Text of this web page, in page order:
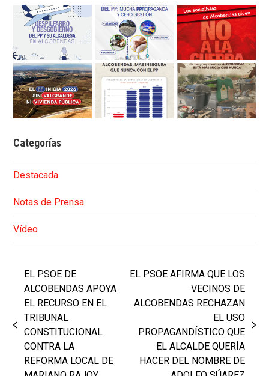
Categorías
Destacada
Notas de Prensa
Vídeo
previous
post:
EL PSOE DE
ALCOBENDAS APOYA
EL RECURSO EN EL
TRIBUNAL
CONSTITUCIONAL
CONTRA LA
REFORMA LOCAL DE
next
EL PSOE AFIRMA QUE LOS
VECINOS DE
ALCOBENDAS RECHAZAN
EL USO
PROPAGANDÍSTICO QUE
EL ALCALDE QUERÍA
HACER DEL NOMBRE DE